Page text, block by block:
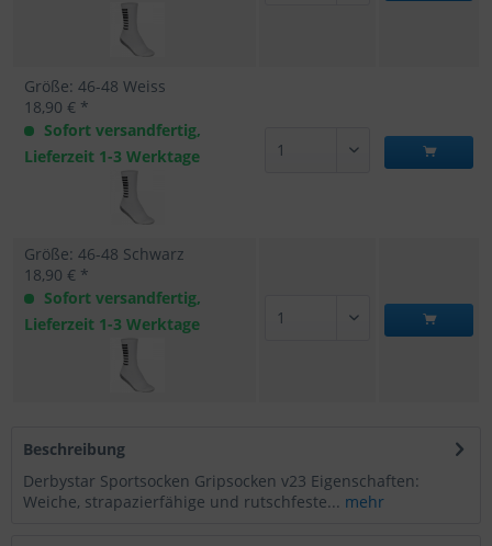
Größe: 46-48 Weiss
18,90 € *
Sofort versandfertig,
Lieferzeit 1-3 Werktage
Größe: 46-48 Schwarz
18,90 € *
Sofort versandfertig,
Lieferzeit 1-3 Werktage
Beschreibung
Derbystar Sportsocken Gripsocken v23 Eigenschaften:
Weiche, strapazierfähige und rutschfeste... mehr